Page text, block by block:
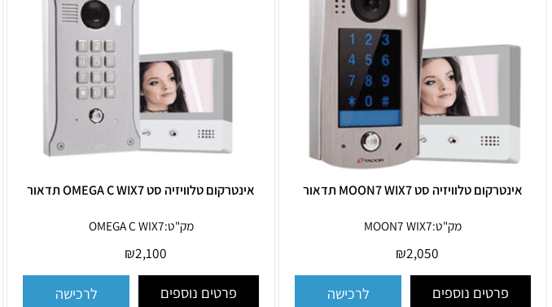
מק"ט: MOON7 WIX7 מק"ט:OMEGA C WIX7